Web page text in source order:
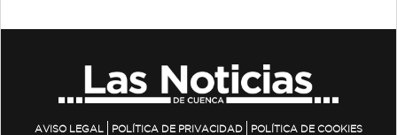
AVISO LEGAL POLÍTICA DE PRIVACIDAD POLÍTICA DE COOKIES